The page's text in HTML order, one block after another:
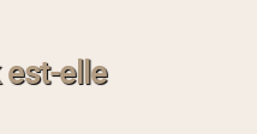
est-elle